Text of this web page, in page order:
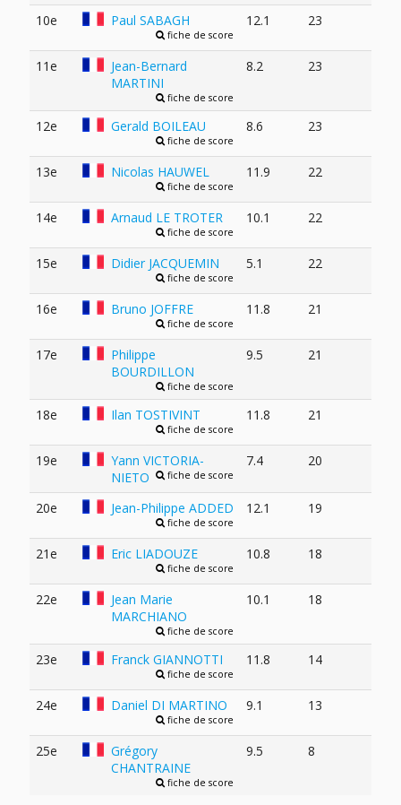
10e Paul SABAGH
fiche de score
12.1 23
11e
Jean-Bernard
MARTINI
fiche de score
8.2 23
12e Gerald BOILEAU
fiche de score
8.6 23
13e Nicolas HAUWEL
fiche de score
11.9 22
14e Arnaud LE TROTER
fiche de score
10.1 22
15e Didier JACQUEMIN
fiche de score
5.1 22
16e Bruno JOFFRE
fiche de score
11.8 21
17e
Philippe
BOURDILLON
fiche de score
9.5 21
18e Ilan TOSTIVINT
fiche de score
11.8 21
19e
Yann VICTORIA-
NIETO
fiche de score
7.4 20
20e Jean-Philippe ADDED
fiche de score
12.1 19
21e Eric LIADOUZE
fiche de score
10.8 18
22e
Jean Marie
MARCHIANO
fiche de score
10.1 18
23e Franck GIANNOTTI
fiche de score
11.8 14
24e Daniel DI MARTINO
fiche de score
9.1 13
25e
Grégory
CHANTRAINE
fiche de score
9.5 8